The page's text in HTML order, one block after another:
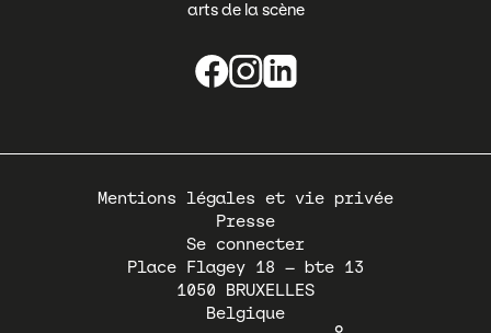
arts de la scène
Pied
Mentions légales et vie privée
Presse
Se connecter
Place Flagey 18 – bte 13
1050
BRUXELLES
Belgique